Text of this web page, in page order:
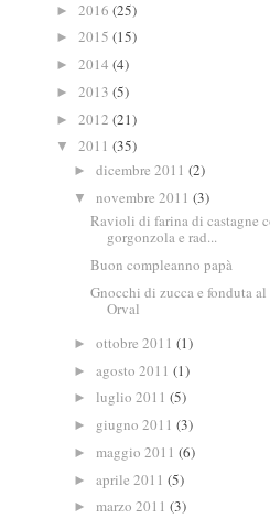
► 2016 (25)
► 2015 (15)
► 2014 (4)
► 2013 (5)
► 2012 (21)
▼ 2011 (35)
► dicembre 2011 (2)
▼ novembre 2011 (3)
Ravioli di farina di castagne
gorgonzola e rad...
Buon compleanno papà
Gnocchi di zucca e fonduta
Orval
► ottobre 2011 (1)
► agosto 2011 (1)
► luglio 2011 (5)
► giugno 2011 (3)
► maggio 2011 (6)
► aprile 2011 (5)
► marzo 2011 (3)